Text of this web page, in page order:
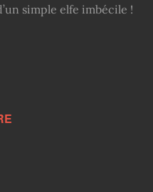
simple elfe imbécile !